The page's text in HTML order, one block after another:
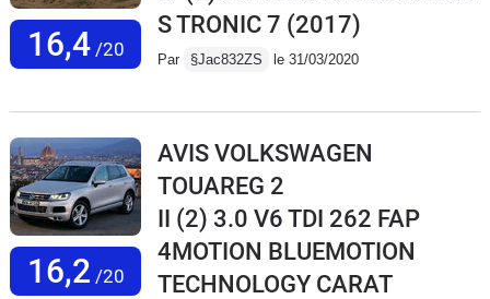
16,4/20
S TRONIC 7 (2017)
Par §Jac832ZS le 31/03/2020
16,2 /20
AVIS VOLKSWAGEN
TOUAREG 2
II (2) 3.0 V6 TDI 262 FAP
4MOTION BLUEMOTION
TECHNOLOGY CARAT